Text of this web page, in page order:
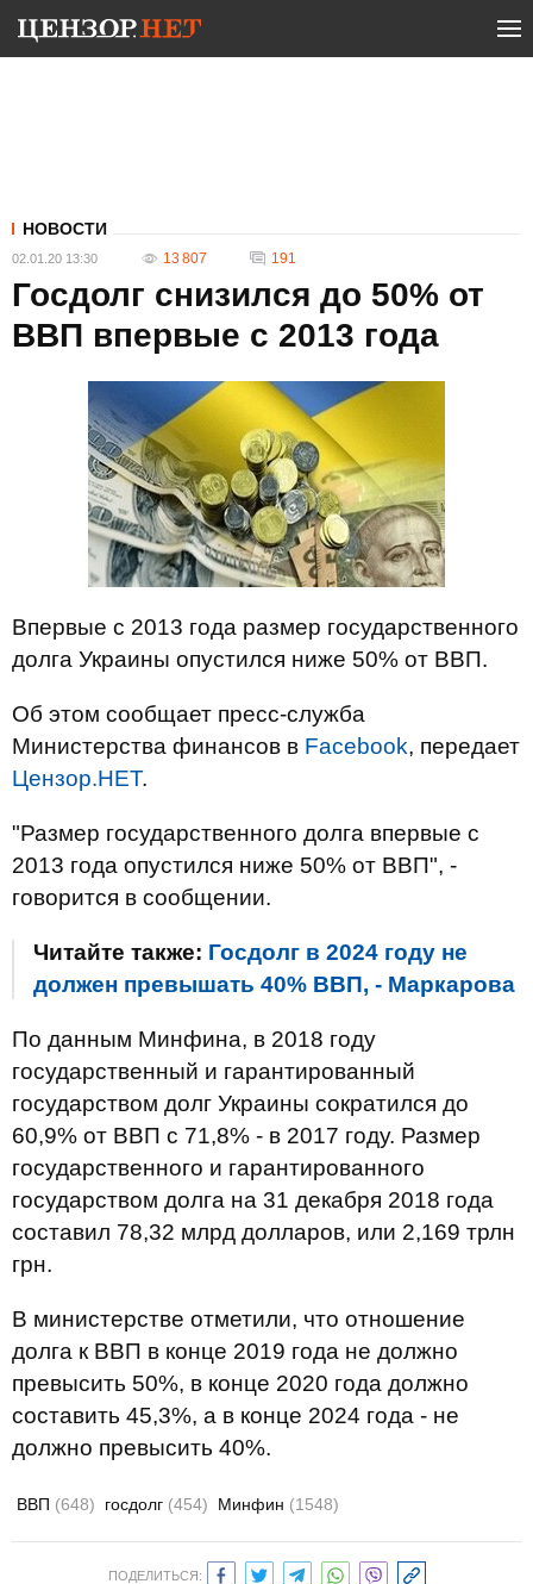
НОВОСТИ
02.01.20 13:30 13 807 191
Госдолг снизился до 50% от
ВВП впервые с 2013 года
Впервые с 2013 года размер государственного
долга Украины опустился ниже 50% от ВВП.
Об этом сообщает пресс-служба
Министерства финансов в Facebook, передает
Цензор.НЕТ.
"Размер государственного долга впервые с
2013 года опустился ниже 50% от ВВП", -
говорится в сообщении.
Читайте также: Госдолг в 2024 году не
должен превышать 40% ВВП, - Маркарова
По данным Минфина, в 2018 году
государственный и гарантированный
государством долг Украины сократился до
60,9% от ВВП с 71,8% - в 2017 году. Размер
государственного и гарантированного
государством долга на 31 декабря 2018 года
составил 78,32 млрд долларов, или 2,169 трлн
грн.
В министерстве отметили, что отношение
долга к ВВП в конце 2019 года не должно
превысить 50%, в конце 2020 года должно
составить 45,3%, а в конце 2024 года - не
должно превысить 40%.
ВВП (648) госдолг (454) Минфин (1548)
ПОДЕЛИТЬСЯ: